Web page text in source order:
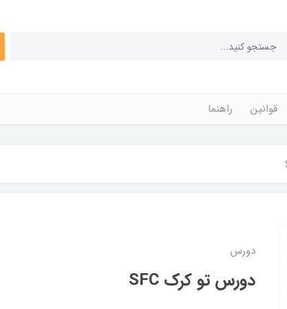
قوانین راهنما
دورس
دورس تو کرک SFC